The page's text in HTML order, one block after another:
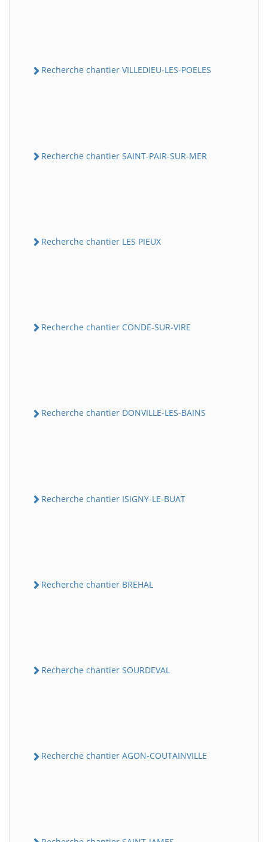
Recherche chantier VILLEDIEU-LES-POELES
Recherche chantier SAINT-PAIR-SUR-MER
Recherche chantier LES PIEUX
Recherche chantier CONDE-SUR-VIRE
Recherche chantier DONVILLE-LES-BAINS
Recherche chantier ISIGNY-LE-BUAT
Recherche chantier BREHAL
Recherche chantier SOURDEVAL
Recherche chantier AGON-COUTAINVILLE